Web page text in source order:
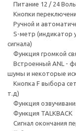
Питание 12 / 24
Кнопки
Ручной и
S-метр (индикатор
сигнала)
Функция громкой
Встроенный ANL -
шумы и некоторые
Кнопка F выбора
т.д)
Функция
Функция TALKBACK
Сигнал окончания